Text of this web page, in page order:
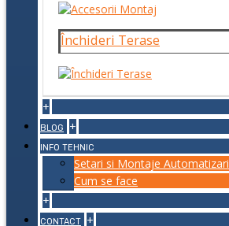
Închideri Terase
+
BLOG +
INFO TEHNIC
Setari si Montaje Automatizari
Cum se face
+
CONTACT +